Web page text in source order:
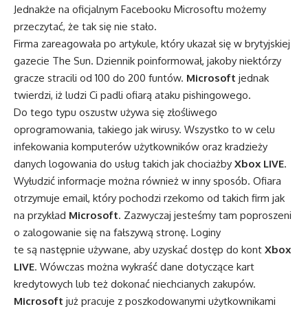
Jednakże na oficjalnym Facebooku Microsoftu możemy
przeczytać, że tak się nie stało.
Firma zareagowała po artykule, który ukazał się w brytyjskiej
gazecie The Sun. Dziennik poinformował, jakoby niektórzy
gracze stracili od 100 do 200 funtów. Microsoft jednak
twierdzi, iż ludzi Ci padli ofiarą ataku pishingowego.
Do tego typu oszustw używa się złośliwego
oprogramowania, takiego jak wirusy. Wszystko to w celu
infekowania komputerów użytkowników oraz kradzieży
danych logowania do usług takich jak chociażby Xbox LIVE.
Wyłudzić informacje można również w inny sposób. Ofiara
otrzymuje email, który pochodzi rzekomo od takich firm jak
na przykład Microsoft. Zazwyczaj jesteśmy tam poproszeni
o zalogowanie się na fałszywą stronę. Loginy
te są następnie używane, aby uzyskać dostęp do kont Xbox
LIVE. Wówczas można wykraść dane dotyczące kart
kredytowych lub też dokonać niechcianych zakupów.
Microsoft już pracuje z poszkodowanymi użytkownikami